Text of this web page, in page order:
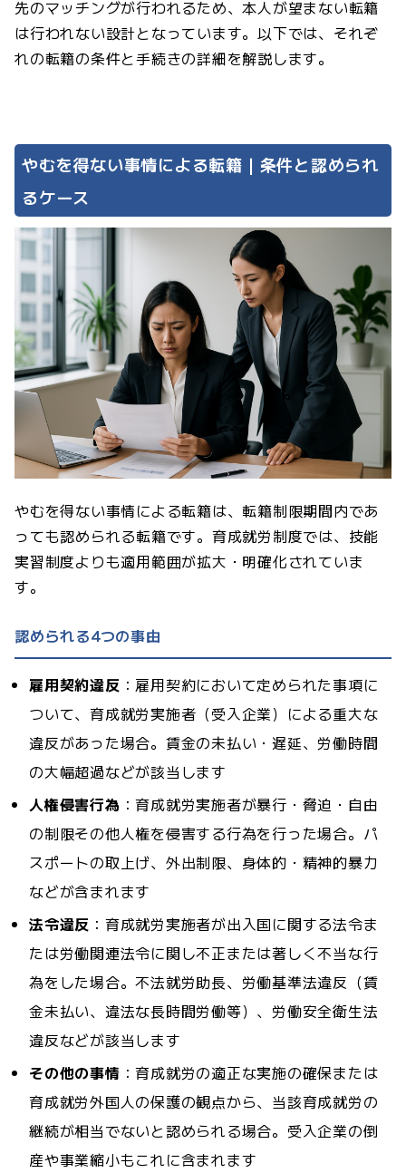
先のマッチングが行われるため、本人が望まない転籍
は行われない設計となっています。以下では、それぞ
れの転籍の条件と手続きの詳細を解説します。
やむを得ない事情による転籍｜条件と認められ
るケース
やむを得ない事情による転籍は、転籍制限期間内であ
っても認められる転籍です。育成就労制度では、技能
実習制度よりも適用範囲が拡大・明確化されていま
す。
認められる4つの事由
雇用契約違反 ：雇用契約において定められた事項に
ついて、育成就労実施者（受入企業）による重大な
違反があった場合。賃金の未払い・遅延、労働時間
の大幅超過などが該当します
人権侵害行為 ：育成就労実施者が暴行・脅迫・自由
の制限その他人権を侵害する行為を行った場合。パ
スポートの取上げ、外出制限、身体的・精神的暴力
などが含まれます
法令違反 ：育成就労実施者が出入国に関する法令ま
たは労働関連法令に関し不正または著しく不当な行
為をした場合。不法就労助長、労働基準法違反（賃
金未払い、違法な長時間労働等）、労働安全衛生法
違反などが該当します
その他の事情 ：育成就労の適正な実施の確保または
育成就労外国人の保護の観点から、当該育成就労の
継続が相当でないと認められる場合。受入企業の倒
産や事業縮小もこれに含まれます